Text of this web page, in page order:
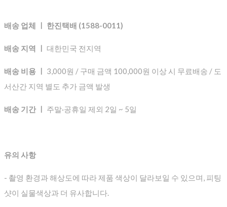
배송 업체 ㅣ 한진택배 (1588-0011)
배송 지역 ㅣ 대한민국 전지역
배송 비용 ㅣ 3,000원 / 구매 금액 100,000원 이상 시 무료배송 / 도
서산간 지역 별도 추가 금액 발생
배송 기간 ㅣ 주말·공휴일 제외 2일 ~ 5일
유의 사항
- 촬영 환경과 해상도에 따라 제품 색상이 달라보일 수 있으며, 피팅
샷이 실물색상과 더 유사합니다.